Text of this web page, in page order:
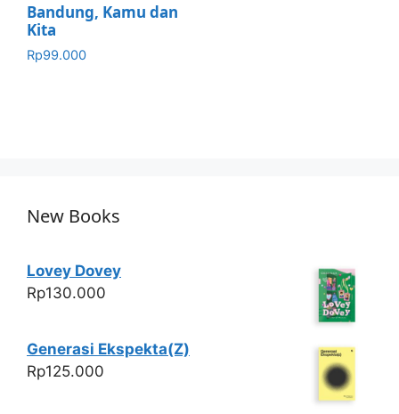
Bandung, Kamu dan
Kita
Rp99.000
New Books
Lovey Dovey
Rp130.000
Generasi Ekspekta(Z)
Rp125.000